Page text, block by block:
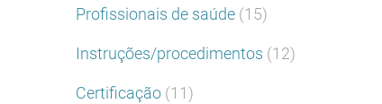
Profissionais de saúde (15)
Instruções/procedimentos (12)
Certificação (11)